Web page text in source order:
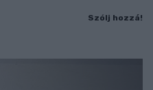
Szólj hozzá!